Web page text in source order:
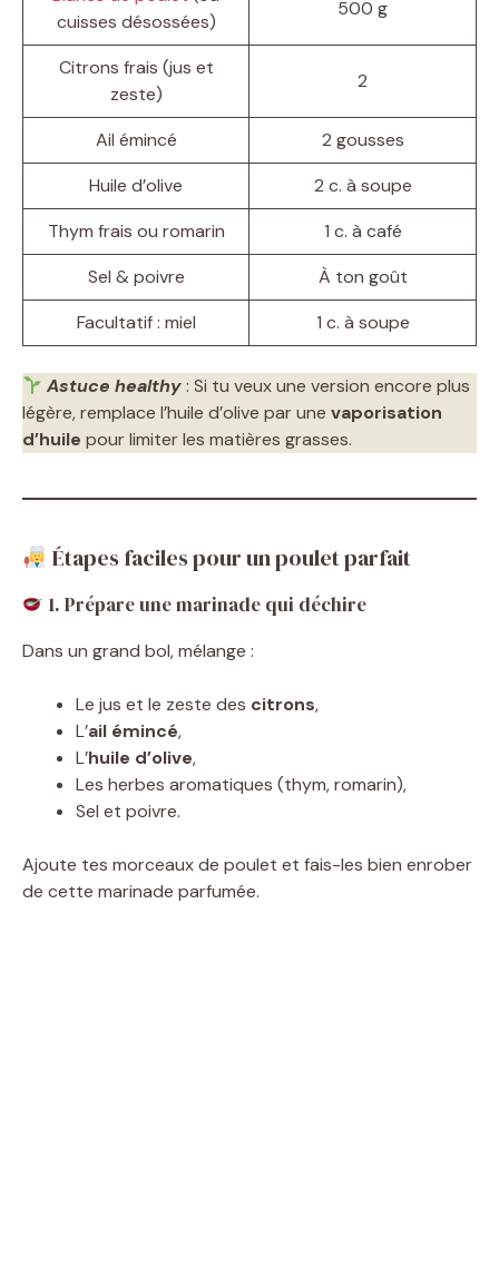
cuisses désossées)
500 g
Citrons frais (jus et
zeste)
2
Ail émincé
2 gousses
Huile d’olive
2 c. à soupe
Thym frais ou romarin
1 c. à café
Sel & poivre
À ton goût
Facultatif : miel
1 c. à soupe
Astuce healthy : Si tu veux une version encore plus
légère, remplace l’huile d’olive par une vaporisation
d’huile pour limiter les matières grasses.
Étapes faciles pour un poulet parfait
1. Prépare une marinade qui déchire
Dans un grand bol, mélange :
Le jus et le zeste des citrons,
L’ail émincé,
L’huile d’olive,
Les herbes aromatiques (thym, romarin),
Sel et poivre.
Ajoute tes morceaux de poulet et fais-les bien enrober
de cette marinade parfumée.